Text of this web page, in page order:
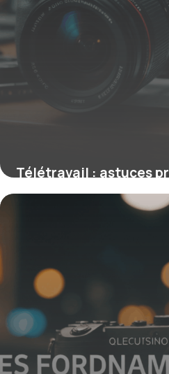
Télétravail : astuces
optimiser votre